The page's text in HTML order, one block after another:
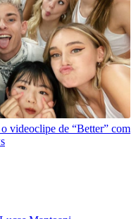
videoclipe de “Better” com